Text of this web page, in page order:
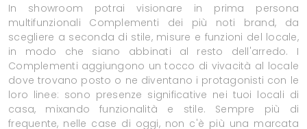
In showroom potrai visionare in prima persona
multifunzionali Complementi dei più noti brand, da
scegliere a seconda di stile, misure e funzioni del locale,
in modo che siano abbinati al resto dell'arredo. I
Complementi aggiungono un tocco di vivacità al locale
dove trovano posto o ne diventano i protagonisti con le
loro linee: sono presenze significative nei tuoi locali di
casa, mixando funzionalità e stile. Sempre più di
frequente, nelle case di oggi, non c'è più una marcata